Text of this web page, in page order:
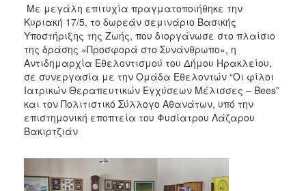
Με μεγάλη επιτυχία πραγματοποιήθηκε την
Κυριακή 17/5, το δωρεάν σεμινάριο Βασικής
Υποστήριξης της Ζωής, που διοργάνωσε στο πλαίσιο
της δράσης «Προσφορά στο Συνάνθρωπο», η
Αντιδημαρχία Εθελοντισμού του Δήμου Ηρακλείου,
σε συνεργασία με την Ομάδα Εθελοντών “Οι φίλοι
Ιατρικών Θεραπευτικών Εγχύσεων Μέλισσες – Bees”
και τον Πολιτιστικό Σύλλογο Αθανάτων, υπό την
επιστημονική εποπτεία του Φυσίατρου Λάζαρου
Βακιρτζιάν